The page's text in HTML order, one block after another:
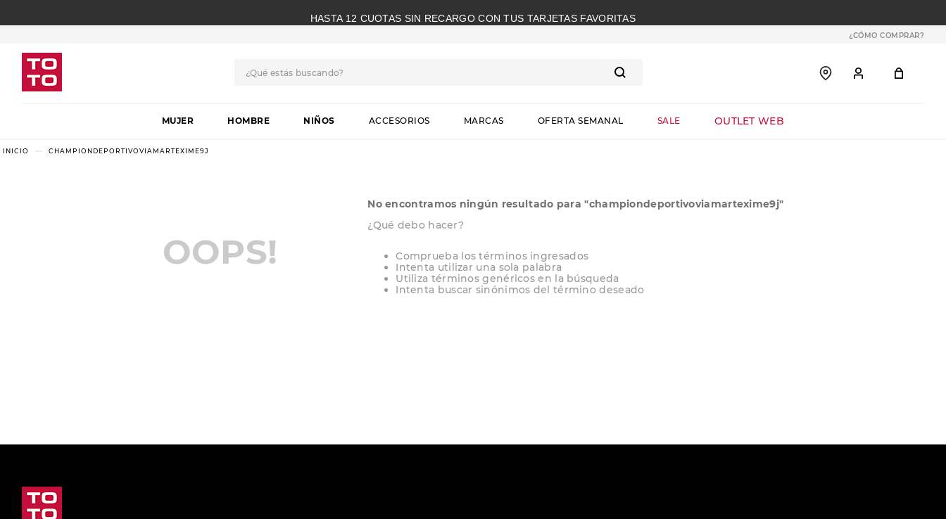
HASTA 12 CUOTAS SIN RECARGO CON TUS TARJETAS FAVORITAS
¿CÓMO COMPRAR?
MUJER HOMBRE NIÑOS ACCESORIOS MARCAS OFERTA SEMANAL SALE OUTLET WEB
CHAMPIONDEPORTIVOVIAMARTEXIME9J
OOPS!
No encontramos ningún resultado para "championdeportivoviamartexime9j"
¿Qué debo hacer?
Comprueba los términos ingresados
Intenta utilizar una sola palabra
Utiliza términos genéricos en la búsqueda
Intenta buscar sinónimos del término deseado
1.
botas
2.
skechers
6.
americansport